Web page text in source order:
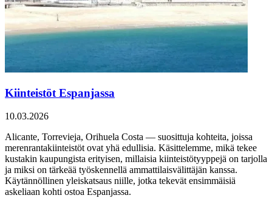
Kiinteistöt Espanjassa
10.03.2026
Alicante, Torrevieja, Orihuela Costa — suosittuja kohteita, joissa
merenrantakiinteistöt ovat yhä edullisia. Käsittelemme, mikä tekee
kustakin kaupungista erityisen, millaisia kiinteistötyyppejä on tarjolla
ja miksi on tärkeää työskennellä ammattilaisvälittäjän kanssa.
Käytännöllinen yleiskatsaus niille, jotka tekevät ensimmäisiä
askeliaan kohti ostoa Espanjassa.